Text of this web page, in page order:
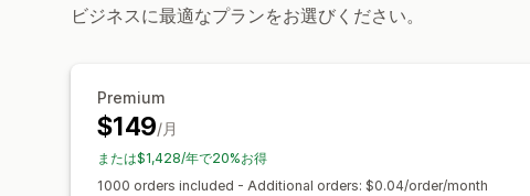
ビジネスに最適なプランをお選びください。
Premium
$149/月
または$1,428/年で20%お得
1000 orders included - Additional orders: $0.04/order/month